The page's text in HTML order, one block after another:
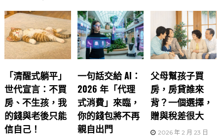
「清醒式躺平」
世代宣言：不買
房、不生孩，我
的錢與老後只能
信自己！
一句話交給 AI：
2026 年「代理
式消費」來臨，
你的錢包將不再
親自出門
父母幫孩子買
房，房貸誰來
背？一個選擇，
贈與稅差很大
2026 年 2 月 23 日